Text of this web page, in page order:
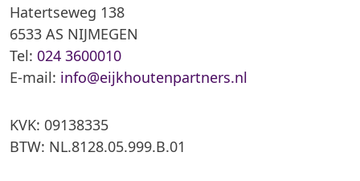
Hatertseweg 138
6533 AS NIJMEGEN
Tel: 024 3600010
E-mail: info@eijkhoutenpartners.nl
KVK: 09138335
BTW: NL.8128.05.999.B.01